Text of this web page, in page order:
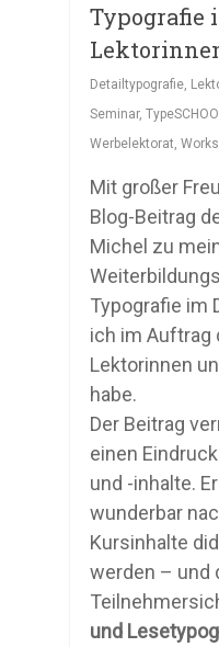
Typografie
Detailtypografie,
Seminar,
Werbelektorat,
Mit großer
Blog-Beitrag
Michel zu
Typografie im
ich im Auftrag
Lektorinnen
habe.
Der Beitrag
einen
und -inhalte.
wunderbar
Kursinhalte
werden – und
und